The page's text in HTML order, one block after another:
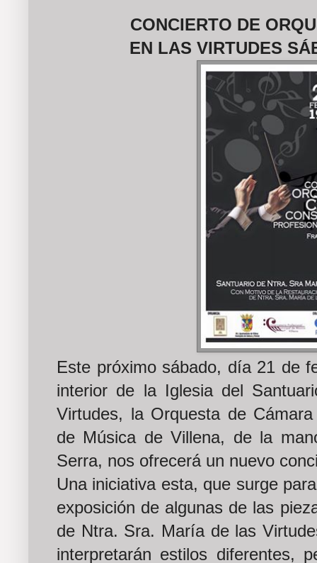
CONCIERTO DE
EN LAS VIRTUDES
Este próximo sábado, día 21 de
interior de la Iglesia del
Virtudes, la Orquesta de
de Música de Villena, de la
Serra, nos ofrecerá un nuevo
Una iniciativa esta, que surge
exposición de algunas de las
de Ntra. Sra. María de las
interpretarán estilos diferentes,